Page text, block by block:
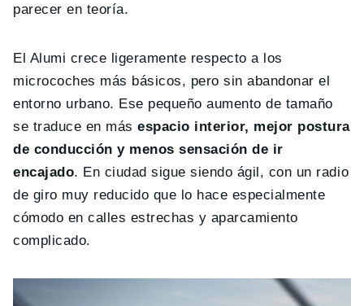
parecer en teoría.
El Alumi crece ligeramente respecto a los
microcoches más básicos, pero sin abandonar el
entorno urbano. Ese pequeño aumento de tamaño
se traduce en másespacio interior, mejor postura
de conducción y menos sensación de ir
encajado. En ciudad sigue siendo ágil, con un radio
de giro muy reducido que lo hace especialmente
cómodo en calles estrechas y aparcamiento
complicado.